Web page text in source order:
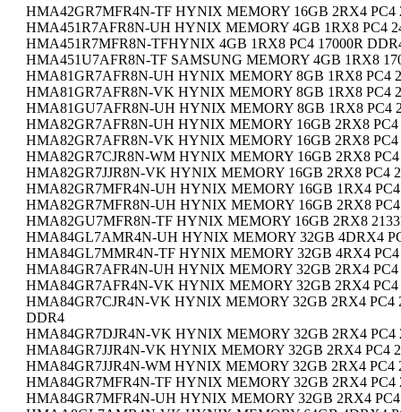
HMA42GR7MFR4N-TF HYNIX MEMORY 16GB 2RX4 PC4
HMA451R7AFR8N-UH HYNIX MEMORY 4GB 1RX8 PC4
HMA451R7MFR8N-TFHYNIX 4GB 1RX8 PC4 17000R
HMA451U7AFR8N-TF SAMSUNG MEMORY 4GB 1RX8
HMA81GR7AFR8N-UH HYNIX MEMORY 8GB 1RX8 PC4
HMA81GR7AFR8N-VK HYNIX MEMORY 8GB 1RX8 PC4
HMA81GU7AFR8N-UH HYNIX MEMORY 8GB 1RX8 PC4
HMA82GR7AFR8N-UH HYNIX MEMORY 16GB 2RX8 PC4
HMA82GR7AFR8N-VK HYNIX MEMORY 16GB 2RX8 PC4
HMA82GR7CJR8N-WM HYNIX MEMORY 16GB 2RX8
HMA82GR7JJR8N-VK HYNIX MEMORY 16GB 2RX8 PC4
HMA82GR7MFR4N-UH HYNIX MEMORY 16GB 1RX4
HMA82GR7MFR8N-UH HYNIX MEMORY 16GB 2RX8
HMA82GU7MFR8N-TF HYNIX MEMORY 16GB 2RX8
HMA84GL7AMR4N-UH HYNIX MEMORY 32GB 4DRX4
HMA84GL7MMR4N-TF HYNIX MEMORY 32GB 4RX4 PC4
HMA84GR7AFR4N-UH HYNIX MEMORY 32GB 2RX4 PC4
HMA84GR7AFR4N-VK HYNIX MEMORY 32GB 2RX4 PC4
HMA84GR7CJR4N-VK HYNIX MEMORY 32GB 2RX4 PC4
DDR4
HMA84GR7DJR4N-VK HYNIX MEMORY 32GB 2RX4 PC4
HMA84GR7JJR4N-VK HYNIX MEMORY 32GB 2RX4 PC4
HMA84GR7JJR4N-WM HYNIX MEMORY 32GB 2RX4 PC4
HMA84GR7MFR4N-TF HYNIX MEMORY 32GB 2RX4 PC4
HMA84GR7MFR4N-UH HYNIX MEMORY 32GB 2RX4